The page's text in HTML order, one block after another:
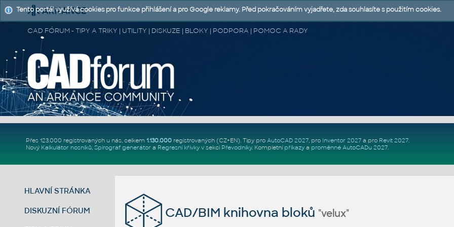
CAD FÓRUM - TIPY A TRIKY | UTILITY | DISKUZE | BLOKY | PODPORA | POMOC A RADY
Přes 123.000 registrovaných u nás, celkem 1.130.000registrovaných (CZ+EN). Tipy pro AutoCAD 2027, pro Inventor 2027a pro Revit 2027.
Nový Kalkulátor nosníků, Spirograf generátor a Regresní křivkyv sekci Převodníky. Kompletní příkazya proměnné AutoCADu 2027.
HLAVNÍ STRÁNKA
DISKUZNÍ FÓRUM CAD/BIM knihovna bloků "velux"
Tento portál využívá cookies pro funkce přihlášení a pro Google reklamy. Před pokračováním vyjadřete, zda souhlasíte s použitím cookies.